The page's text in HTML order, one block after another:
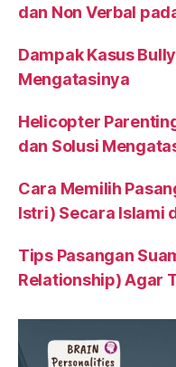
dan Non Verbal
Dampak Kasus
Mengatasinya
Helicopter
dan Solusi
Cara Memilih
Istri) Secara Islami
Tips Pasangan
Relationship) Agar